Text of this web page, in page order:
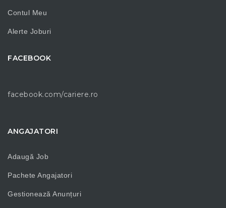
Contul Meu
Alerte Joburi
FACEBOOK
facebook.com/cariere.ro
ANGAJATORI
Adaugă Job
Pachete Angajatori
Gestionează Anunțuri